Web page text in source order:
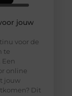
jouw
voor de
te
online
jouw
Dit